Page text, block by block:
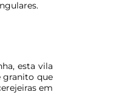
esta vila
granito que
em